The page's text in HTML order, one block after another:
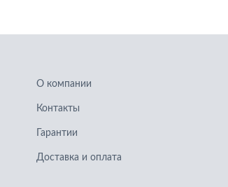
Контакты
Гарантии
Доставка и оплата